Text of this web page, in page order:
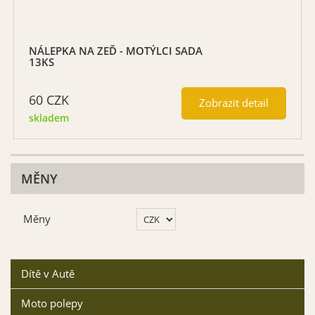
NÁLEPKA NA ZEĎ - MOTÝLCI SADA
13KS
skladem
Zobrazit detail
60 CZK
MĚNY
Měny
Dítě v Autě
Moto polepy